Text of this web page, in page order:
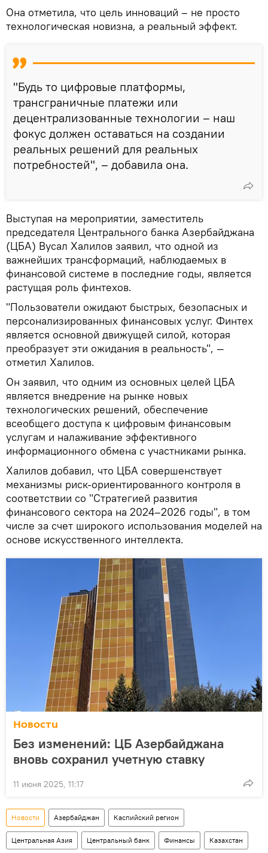
Она отметила, что цель инноваций – не просто
технологическая новизна, а реальный эффект.
"Будь то цифровые платформы,
трансграничные платежи или
децентрализованные технологии – наш
фокус должен оставаться на создании
реальных решений для реальных
потребностей", – добавила она.
Выступая на мероприятии, заместитель
председателя Центрального банка Азербайджана
(ЦБА) Вусал Халилов заявил, что одной из
важнейших трансформаций, наблюдаемых в
финансовой системе в последние годы, является
растущая роль финтехов.
"Пользователи ожидают быстрых, безопасных и
персонализированных финансовых услуг. Финтех
является основной движущей силой, которая
преобразует эти ожидания в реальность", —
отметил Халилов.
Он заявил, что одним из основных целей ЦБА
является внедрение на рынке новых
технологических решений, обеспечение
всеобщего доступа к цифровым финансовым
услугам и налаживание эффективного
информационного обмена с участниками рынка.
Халилов добавил, что ЦБА совершенствует
механизмы риск-ориентированного контроля в
соответствии со "Стратегией развития
финансового сектора на 2024–2026 годы", в том
числе за счет широкого использования моделей на
основе искусственного интеллекта.
Новости
Без изменений: ЦБ Азербайджана
вновь сохранил учетную ставку
11 июня 2025, 11:17
Новости Азербайджан Каспийский регион
Центральная Азия Центральный банк Финансы Казахстан